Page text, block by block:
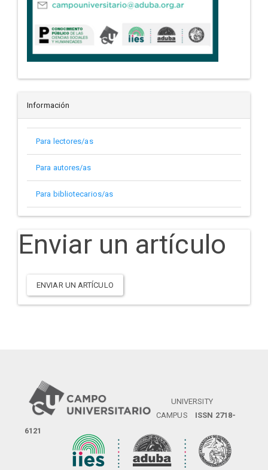
Información
Para lectores/as
Para autores/as
Para bibliotecarios/as
Enviar un artículo
ENVIAR UN ARTÍCULO
UNIVERSITY
CAMPUS ISSN 2718-
6121